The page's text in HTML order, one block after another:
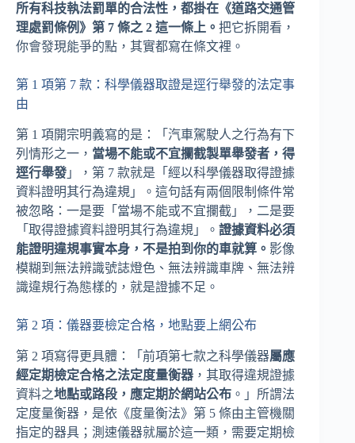
所有科技執法罰單的合法性，都掛在《道路交通管
理處罰條例》第 7 條之 2 這一條上。 把它拆開看，
你會發現能爭的點，其實都寫在條文裡。
第 1 項第 7 款：科學儀器取證是逕行舉發的法定事
由
第 1 項開宗明義寫的是：「汽車駕駛人之行為有下
列情形之一， 當場不能或不宜攔截製單舉發者，得
逕行舉發 」，第 7 款就是「經以科學儀器取得證據
資料證明其行為違規」。這句話有兩個限制條件常
被忽略：一是要「當場不能或不宜攔截」，二是要
「取得證據資料證明其行為違規」。 證據資料必須
能證明違規事實本身，不是拍到你的車就算。 影像
模糊到無法辨識號誌燈色、無法辨識車牌、無法辨
識違規行為態樣的，就是證據不足。
第 2 項：儀器要檢定合格，地點要上網公布
第 2 項寫得更具體：「前項第七款之科學儀器屬應
經定期檢定合格之法定度量衡器 ，其取得違規證據
資料之地點或路段，應定期於網站公布 。」所謂法
定度量衡器，是依《度量衡法》第 5 條由主管機關
指定的器具；測速儀器就屬於這一類，需要定期檢